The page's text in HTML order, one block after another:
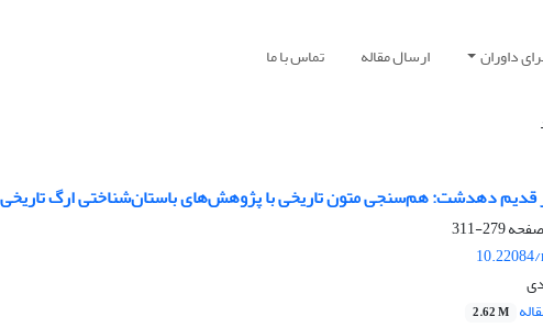
داوران ارسال مقاله تماس با ما
قدیم دهدشت: هم‌سنجی متون تاریخی با پژوهش‌های باستان‌شناختی ارگ تاریخی
279-311
2.62 M